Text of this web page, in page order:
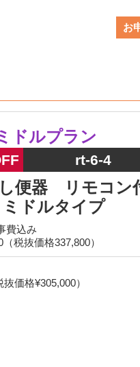
お
ドルプラン
rt-6-4
便器 リモコン
ドルタイプ
費込み
税抜価格337,800）
305,000